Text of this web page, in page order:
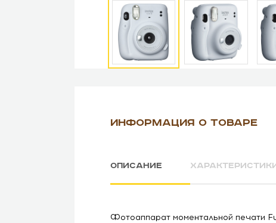
ИНФОРМАЦИЯ О ТОВАРЕ
ОПИСАНИЕ
Фотоаппарат моментальной печати